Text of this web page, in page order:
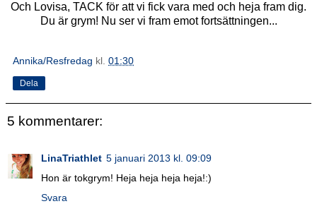
Och Lovisa, TACK för att vi fick vara med och heja fram dig.
Du är grym! Nu ser vi fram emot fortsättningen...
Annika/Resfredag kl. 01:30
Dela
5 kommentarer:
LinaTriathlet 5 januari 2013 kl. 09:09
Hon är tokgrym! Heja heja heja heja!:)
Svara